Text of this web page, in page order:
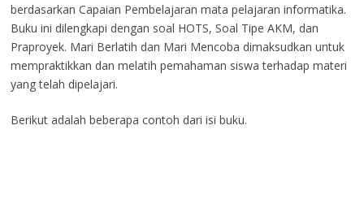
berdasarkan Capaian Pembelajaran mata pelajaran informatika.
Buku ini dilengkapi dengan soal HOTS, Soal Tipe AKM, dan
Praproyek. Mari Berlatih dan Mari Mencoba dimaksudkan untuk
mempraktikkan dan melatih pemahaman siswa terhadap materi
yang telah dipelajari.
Berikut adalah beberapa contoh dari isi buku.